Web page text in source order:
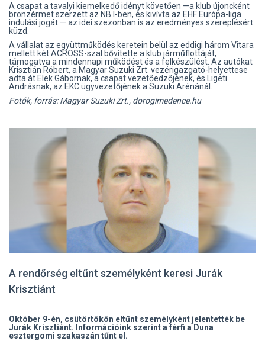
A csapat a tavalyi kiemelkedő idényt követően —a klub újoncként
bronzérmet szerzett az NB I-ben, és kivívta az EHF Európa-liga
indulási jogát — az idei szezonban is az eredményes szereplésért
küzd.
A vállalat az együttműködés keretein belül az eddigi három Vitara
mellett két ACROSS-szal bővítette a klub járműflottáját,
támogatva a mindennapi működést és a felkészülést. Az autókat
Krisztián Róbert, a Magyar Suzuki Zrt. vezérigazgató-helyettese
adta át Elek Gábornak, a csapat vezetőedzőjének, és Ligeti
Andrásnak, az EKC ügyvezetőjének a Suzuki Arénánál.
Fotók, forrás: Magyar Suzuki Zrt., dorogimedence.hu
A rendőrség eltűnt személyként keresi Jurák
Krisztiánt
Október 9-én, csütörtökön eltűnt személyként jelentették be
Jurák Krisztiánt. Információink szerint a férfi a Duna
esztergomi szakaszán tűnt el.